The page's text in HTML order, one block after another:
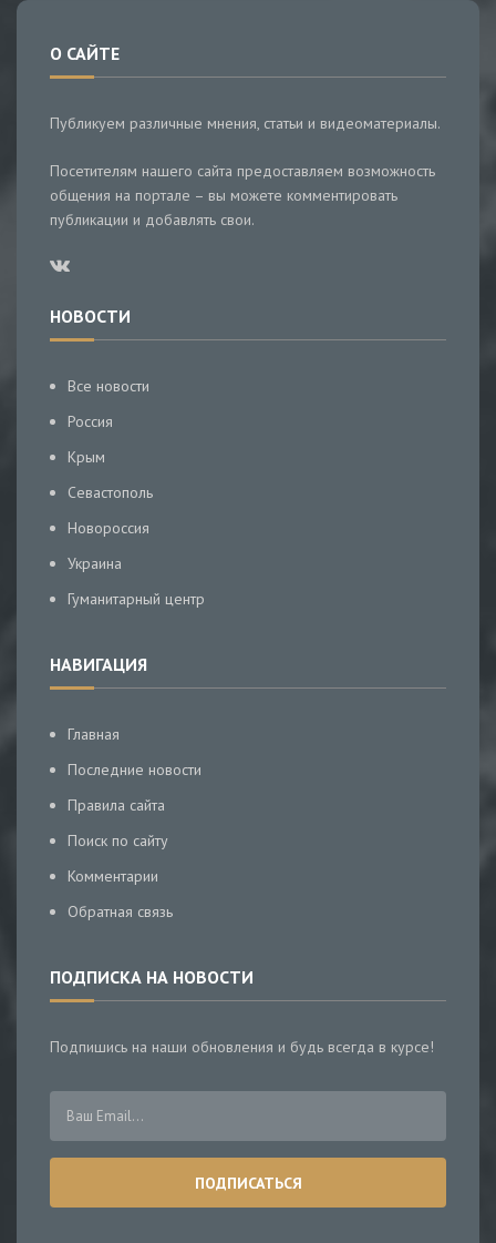
О САЙТЕ
Публикуем различные мнения, статьи и видеоматериалы.
Посетителям нашего сайта предоставляем возможность
общения на портале – вы можете комментировать
публикации и добавлять свои.
НОВОСТИ
Все новости
Россия
Крым
Севастополь
Новороссия
Украина
Гуманитарный центр
НАВИГАЦИЯ
Главная
Последние новости
Правила сайта
Поиск по сайту
Комментарии
Обратная связь
ПОДПИСКА НА НОВОСТИ
Подпишись на наши обновления и будь всегда в курсе!